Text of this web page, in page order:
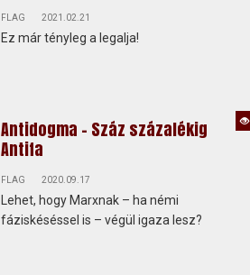
FLAG 2021.02.21
Ez már tényleg a legalja!
Antidogma - Száz százalékig
Antifa
FLAG 2020.09.17
Lehet, hogy Marxnak – ha némi
fáziskéséssel is – végül igaza lesz?